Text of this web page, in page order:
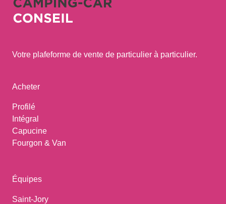
Votre plafeforme de vente de particulier à particulier.
Acheter
Profilé
Intégral
Capucine
Fourgon & Van
Équipes
Saint-Jory